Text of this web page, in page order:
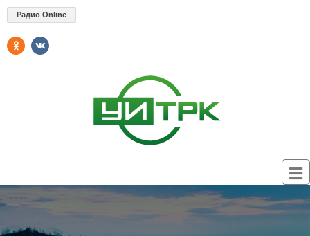
Радио Online